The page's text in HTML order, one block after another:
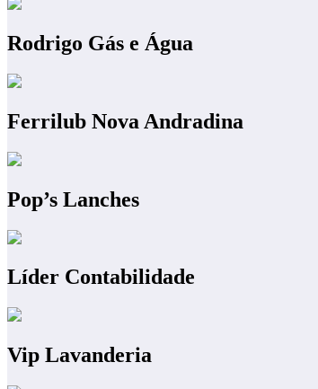
Rodrigo Gás e Água
Ferrilub Nova Andradina
Pop’s Lanches
Líder Contabilidade
Vip Lavanderia